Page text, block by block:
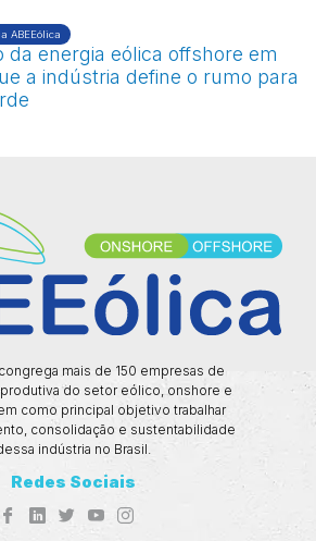
ABEEólica
da energia eólica offshore em
a indústria define o rumo para
mais de 150 empresas de
do setor eólico, onshore e
como principal objetivo trabalhar
consolidação e sustentabilidade
indústria no Brasil.
Redes Sociais